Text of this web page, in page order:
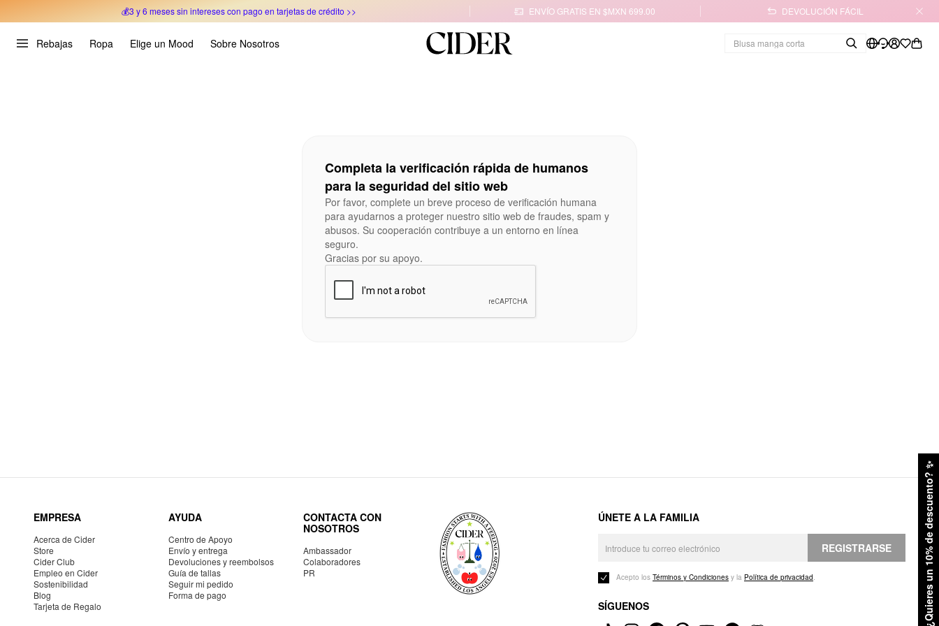
💰3 y 6 meses sin intereses con pago en tarjetas de crédito >>
ENVÍO GRATIS EN $MXN 699.00 DEVOLUCIÓN FÁCIL
Rebajas Ropa Elige un Mood Sobre Nosotros
¿Quieres un 10% de descuento?
✨
Completa la verificación rápida de humanos
para la seguridad del sitio web
Por favor, complete un breve proceso de verificación humana
para ayudarnos a proteger nuestro sitio web de fraudes, spam y
abusos. Su cooperación contribuye a un entorno en línea
seguro.
Gracias por su apoyo.
EMPRESA
Acerca de Cider
Store
Cider Club
Empleo en Cider
Sostenibilidad
Blog
Tarjeta de Regalo
AYUDA
Centro de Apoyo
Envío y entrega
Devoluciones y reembolsos
Guía de tallas
Seguir mi pedido
Forma de pago
CONTACTA CON
NOSOTROS
Ambassador
Colaboradores
PR
ÚNETE A LA FAMILIA
REGISTRARSE
Acepto los Términos y Condiciones y la Política de privacidad.
SÍGUENOS